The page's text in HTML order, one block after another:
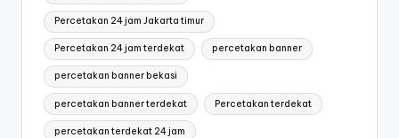
Percetakan 24 jam Jakarta timur
Percetakan 24 jam terdekat percetakan banner
percetakan banner bekasi
percetakan banner terdekat Percetakan terdekat
percetakan terdekat 24 jam